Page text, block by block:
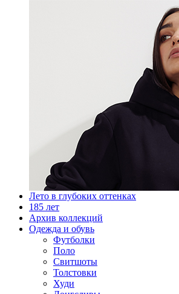
Лето в глубоких оттенках
185 лет
Архив коллекций
Одежда и обувь
Футболки
Поло
Свитшоты
Толстовки
Худи